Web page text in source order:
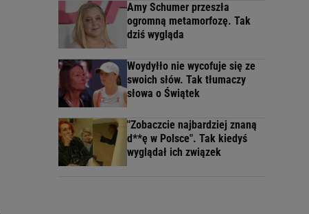
Amy Schumer przeszła
ogromną metamorfozę. Tak
dziś wygląda
Woydyłło nie wycofuje się ze
swoich słów. Tak tłumaczy
słowa o Świątek
"Zobaczcie najbardziej znaną
d**ę w Polsce". Tak kiedyś
wyglądał ich związek